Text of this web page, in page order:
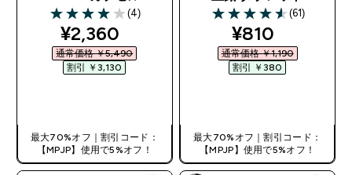
4 out of 5 stars
(4)
discounted price
¥2,360‎
通常価格 ￥5,490‎
割引 ￥3,130‎
最大70%オフ｜割引コード：
【MPJP】使用で5%オフ！
4.59 out of 5 stars
(61)
discounted
¥810‎
通常価格 ￥1,190‎
割引 ￥380‎
最大70%オフ｜割引コード：
【MPJP】使用で5%オフ！